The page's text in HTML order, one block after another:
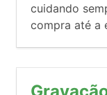
cuidando
compra até a